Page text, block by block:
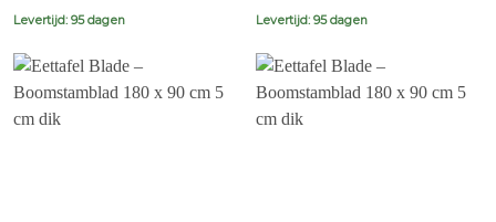
Levertijd: 95 dagen Levertijd: 95 dagen